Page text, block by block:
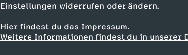
Einstellungen widerrufen oder ändern.
Hier findest du das Impressum.
Weitere Informationen findest du in unserer
Rückabwicklung. "planet e."
Möglichkeiten einer nachhaltigen